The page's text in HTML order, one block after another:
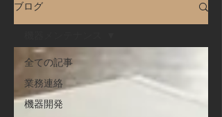
ブログ
全ての記事
業務連絡
機器開発